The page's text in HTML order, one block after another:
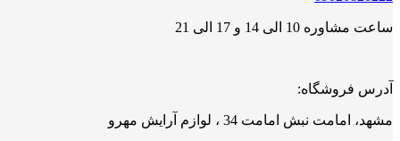
ساعت مشاوره 10 الی 14 و 17 الی 21
آدرس فروشگاه:
مشهد، امامت نبش امامت 34 ، لوازم آرایش مهرو